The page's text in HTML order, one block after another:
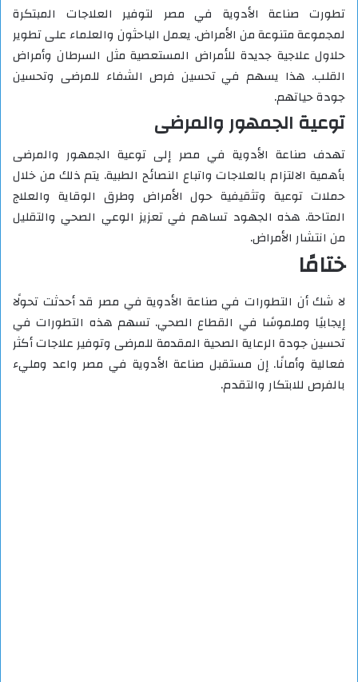
تطورت صناعة الأدوية في مصر لتوفير العلاجات المبتكرة
لمجموعة متنوعة من الأمراض. يعمل الباحثون والعلماء على تطوير
حلاول علاجية جديدة للأمراض المستعصية مثل السرطان وأمراض
القلب. هذا يسهم في تحسين فرص الشفاء للمرضى وتحسين
جودة حياتهم.
توعية الجمهور والمرضى
تهدف صناعة الأدوية في مصر إلى توعية الجمهور والمرضى
بأهمية الالتزام بالعلاجات واتباع النصائح الطبية. يتم ذلك من خلال
حملات توعية وتثقيفية حول الأمراض وطرق الوقاية والعلاج
المتاحة. هذه الجهود تساهم في تعزيز الوعي الصحي والتقليل
من انتشار الأمراض.
ختامًا
لا شك أن التطورات في صناعة الأدوية في مصر قد أحدثت تحولًا
إيجابيًا وملموسًا في القطاع الصحي. تسهم هذه التطورات في
تحسين جودة الرعاية الصحية المقدمة للمرضى وتوفير علاجات أكثر
فعالية وأمانًا. إن مستقبل صناعة الأدوية في مصر واعد ومليء
بالفرص للابتكار والتقدم.